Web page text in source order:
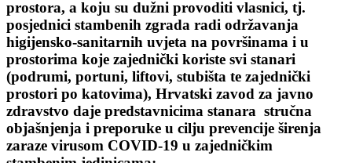
prostora, a koju su dužni provoditi vlasnici, tj.
posjednici stambenih zgrada radi održavanja
higijensko-sanitarnih uvjeta na površinama i u
prostorima koje zajednički koriste svi stanari
(podrumi, portuni, liftovi, stubišta te zajednički
prostori po katovima), Hrvatski zavod za javno
zdravstvo daje predstavnicima stanara stručna
objašnjenja i preporuke u cilju prevencije širenja
zaraze virusom COVID-19 u zajedničkim